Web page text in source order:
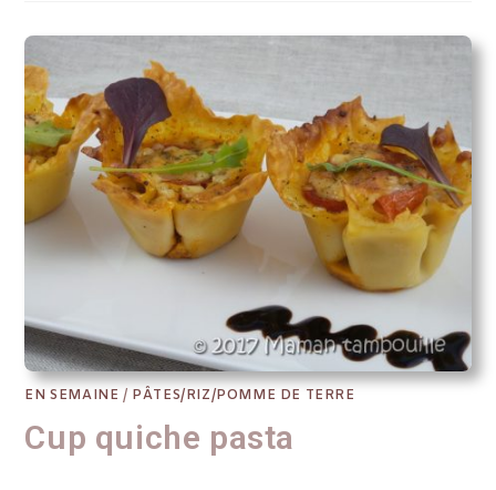
EN SEMAINE / PÂTES/RIZ/POMME DE TERRE
Cup quiche pasta